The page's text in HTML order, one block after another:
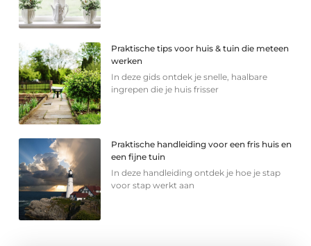
Praktische tips voor huis & tuin die meteen
werken
In deze gids ontdek je snelle, haalbare
ingrepen die je huis frisser
Praktische handleiding voor een fris huis en
een fijne tuin
In deze handleiding ontdek je hoe je stap
voor stap werkt aan